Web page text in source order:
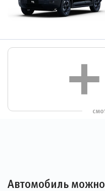
Автомобиль можно